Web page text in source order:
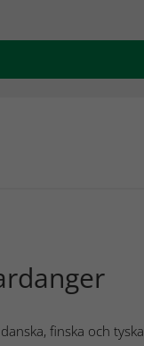
finska och tyska.